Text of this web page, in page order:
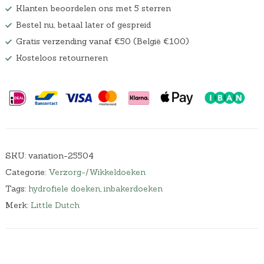
Klanten beoordelen ons met 5 sterren
Bestel nu, betaal later of gespreid
Gratis verzending vanaf €50 (België €100)
Kosteloos retourneren
SKU: variation-25504
Categorie: Verzorg-/Wikkeldoeken
Tags: hydrofiele doeken, inbakerdoeken
Merk: Little Dutch